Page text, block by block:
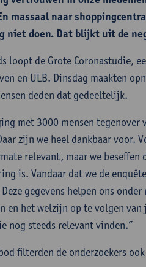
massaal naar
niet doen. Dat blijkt uit de
loopt de Grote Coronastudie,
en ULB. Dinsdag maakten
deden dat gedeeltelijk.
met 3000 mensen tegenover
zijn we heel dankbaar voor.
relevant, maar we
is. Vandaar dat we de
gegevens helpen ons
en het welzijn op te volgen
nog steeds relevant vinden.”
filterden de onderzoekers